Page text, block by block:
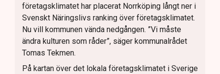
företagsklimatet har placerat Norrköping långt ner i
Svenskt Näringslivs ranking över företagsklimatet.
Nu vill kommunen vända nedgången. ”Vi måste
ändra kulturen som råder”, säger kommunalrådet
Tomas Tekmen.
På kartan över det lokala företagsklimatet i Sverige